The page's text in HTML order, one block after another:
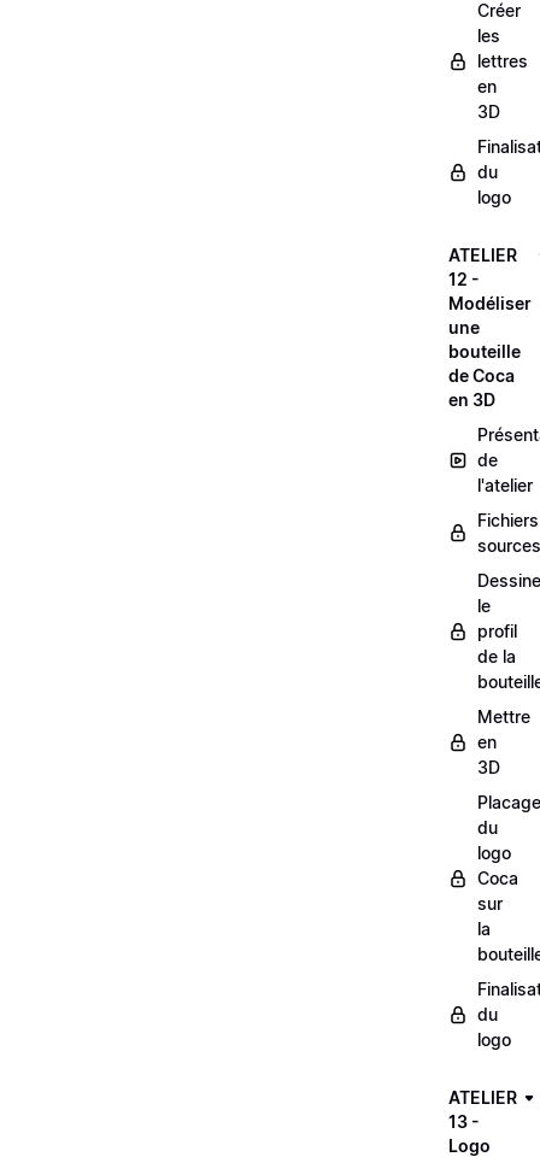
Créer
les
lettres
en
3D
du
logo
ATELIER
12 -
Modéliser
une
bouteille
de Coca
en 3D
de
l'atelier
Fichiers
le
profil
de la
Mettre
en
3D
Placage
du
logo
Coca
sur
la
du
logo
ATELIER
13 -
Logo